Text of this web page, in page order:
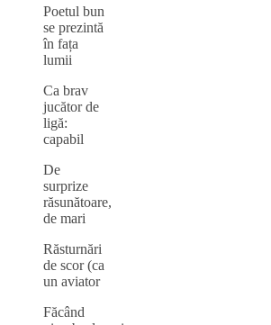
Poetul bun
se prezintă
în fața
lumii
Ca brav
jucător de
ligă:
capabil
De
surprize
răsunătoare,
de mari
Răsturnări
de scor (ca
un aviator
Făcând